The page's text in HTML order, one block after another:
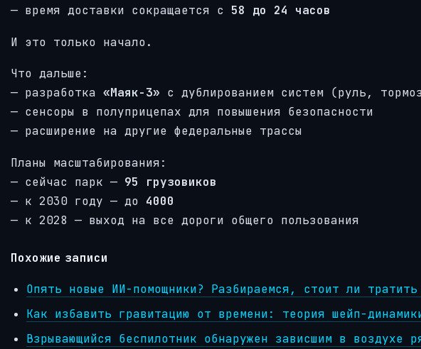
— время доставки сокращается с 58 до 24 часов
И это только начало.
Что дальше:
— разработка «Маяк-3» с дублированием систем (руль,
— сенсоры в полуприцепах для повышения безопасности
— расширение на другие федеральные трассы
Планы масштабирования:
— сейчас парк — 95 грузовиков
— к 2030 году — до 4000
— к 2028 — выход на все дороги общего пользования
Похожие записи
Опять новые ИИ-помощники? Разбираемся, стоит ли
Как избавить гравитацию от времени: теория шейп-
Взрывающийся беспилотник обнаружен зависшим в воздухе